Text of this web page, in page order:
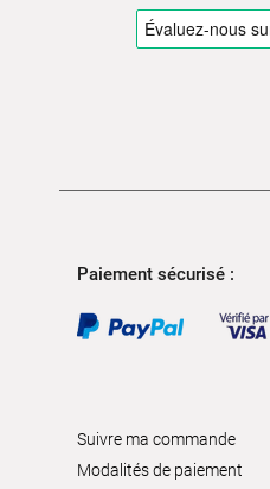
Paiement sécurisé :
Suivre ma commande
Modalités de paiement